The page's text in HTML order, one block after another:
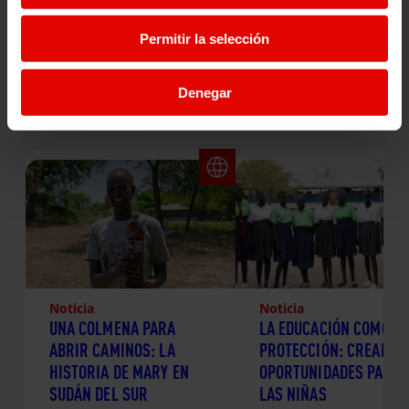
Permitir la selección
Denegar
justo, más digno y más habitable. Es momento de actuar”.
Noticias relacionadas:
Noticia
UNA COLMENA PARA
ABRIR CAMINOS: LA
HISTORIA DE MARY EN
SUDÁN DEL SUR
Noticia
LA EDUCACIÓN COMO
PROTECCIÓN: CREANDO
OPORTUNIDADES PARA
LAS NIÑAS